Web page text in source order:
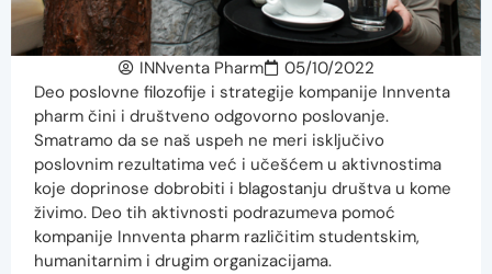
INNventa Pharm
05/10/2022
Deo poslovne filozofije i strategije kompanije Innventa
pharm čini i društveno odgovorno poslovanje.
Smatramo da se naš uspeh ne meri isključivo
poslovnim rezultatima već i učešćem u aktivnostima
koje doprinose dobrobiti i blagostanju društva u kome
živimo. Deo tih aktivnosti podrazumeva pomoć
kompanije Innventa pharm različitim studentskim,
humanitarnim i drugim organizacijama.